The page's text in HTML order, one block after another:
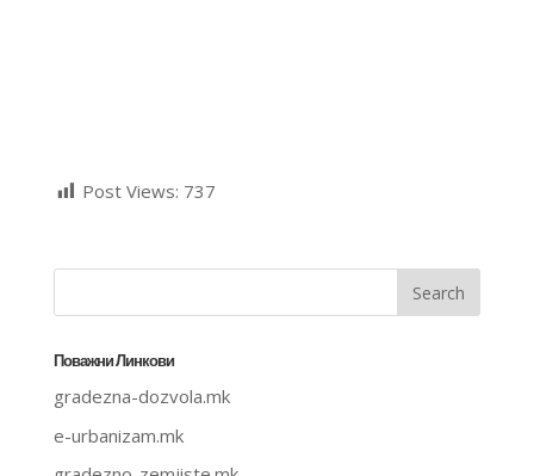
Post Views: 737
Поважни Линкови
gradezna-dozvola.mk
e-urbanizam.mk